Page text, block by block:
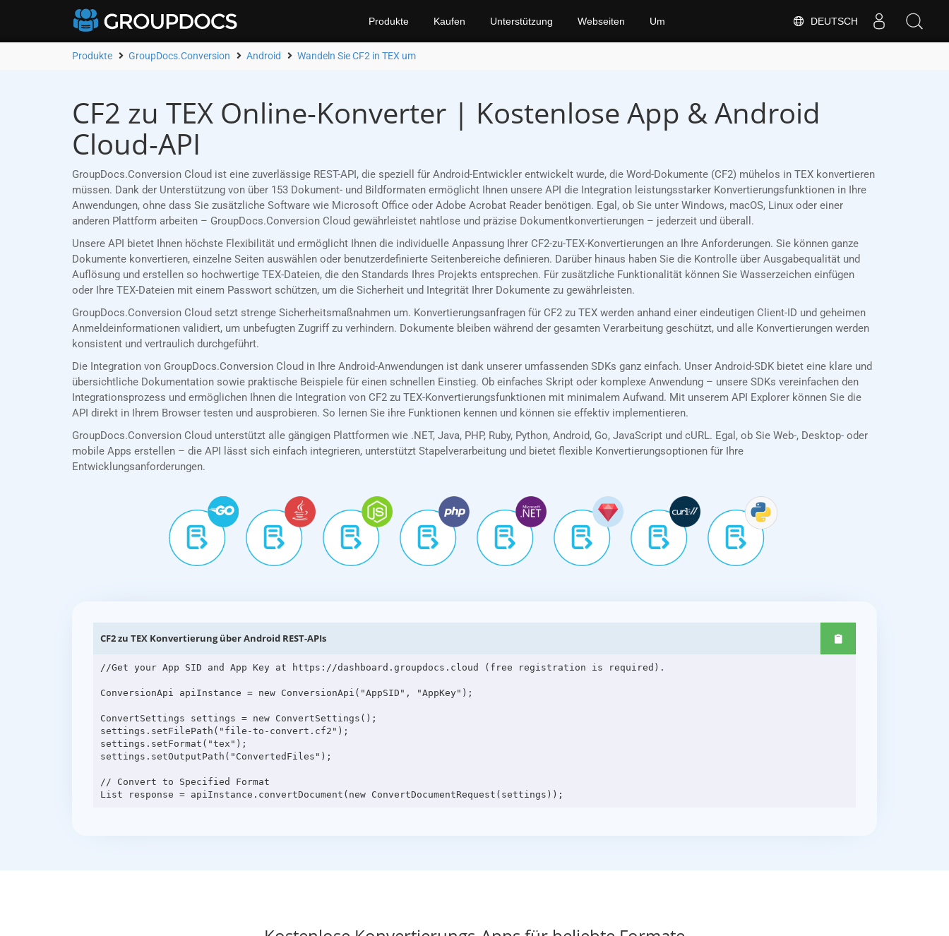
DEUTSCH
Produkte Kaufen Unterstützung Webseiten Um
Produkte GroupDocs.Conversion Android Wandeln Sie CF2 in TEX um
CF2 zu TEX Online-Konverter | Kostenlose App & Android
Cloud-API
GroupDocs.Conversion Cloud ist eine zuverlässige REST-API, die speziell für Android-Entwickler entwickelt wurde, die Word-Dokumente (CF2) mühelos in TEX konvertieren
müssen. Dank der Unterstützung von über 153 Dokument- und Bildformaten ermöglicht Ihnen unsere API die Integration leistungsstarker Konvertierungsfunktionen in Ihre
Anwendungen, ohne dass Sie zusätzliche Software wie Microsoft Office oder Adobe Acrobat Reader benötigen. Egal, ob Sie unter Windows, macOS, Linux oder einer
anderen Plattform arbeiten – GroupDocs.Conversion Cloud gewährleistet nahtlose und präzise Dokumentkonvertierungen – jederzeit und überall.
Unsere API bietet Ihnen höchste Flexibilität und ermöglicht Ihnen die individuelle Anpassung Ihrer CF2-zu-TEX-Konvertierungen an Ihre Anforderungen. Sie können ganze
Dokumente konvertieren, einzelne Seiten auswählen oder benutzerdefinierte Seitenbereiche definieren. Darüber hinaus haben Sie die Kontrolle über Ausgabequalität und
Auflösung und erstellen so hochwertige TEX-Dateien, die den Standards Ihres Projekts entsprechen. Für zusätzliche Funktionalität können Sie Wasserzeichen einfügen
oder Ihre TEX-Dateien mit einem Passwort schützen, um die Sicherheit und Integrität Ihrer Dokumente zu gewährleisten.
GroupDocs.Conversion Cloud setzt strenge Sicherheitsmaßnahmen um. Konvertierungsanfragen für CF2 zu TEX werden anhand einer eindeutigen Client-ID und geheimen
Anmeldeinformationen validiert, um unbefugten Zugriff zu verhindern. Dokumente bleiben während der gesamten Verarbeitung geschützt, und alle Konvertierungen werden
konsistent und vertraulich durchgeführt.
Die Integration von GroupDocs.Conversion Cloud in Ihre Android-Anwendungen ist dank unserer umfassenden SDKs ganz einfach. Unser Android-SDK bietet eine klare und
übersichtliche Dokumentation sowie praktische Beispiele für einen schnellen Einstieg. Ob einfaches Skript oder komplexe Anwendung – unsere SDKs vereinfachen den
Integrationsprozess und ermöglichen Ihnen die Integration von CF2 zu TEX-Konvertierungsfunktionen mit minimalem Aufwand. Mit unserem API Explorer können Sie die
API direkt in Ihrem Browser testen und ausprobieren. So lernen Sie ihre Funktionen kennen und können sie effektiv implementieren.
GroupDocs.Conversion Cloud unterstützt alle gängigen Plattformen wie .NET, Java, PHP, Ruby, Python, Android, Go, JavaScript und cURL. Egal, ob Sie Web-, Desktop- oder
mobile Apps erstellen – die API lässt sich einfach integrieren, unterstützt Stapelverarbeitung und bietet flexible Konvertierungsoptionen für Ihre
Entwicklungsanforderungen.
CF2 zu TEX Konvertierung über Android REST-APIs
//Get your App SID and App Key at https://dashboard.groupdocs.cloud (free registration is required).
ConversionApi apiInstance = new ConversionApi("AppSID", "AppKey");
ConvertSettings settings = new ConvertSettings();
settings.setFilePath("file-to-convert.cf2");
settings.setFormat("tex");
settings.setOutputPath("ConvertedFiles");
// Convert to Specified Format